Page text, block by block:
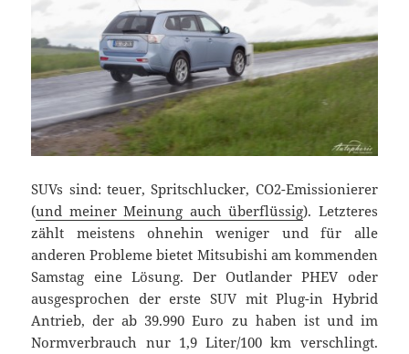
SUVs sind: teuer, Spritschlucker, CO2-Emissionierer
(und meiner Meinung auch überflüssig). Letzteres
zählt meistens ohnehin weniger und für alle
anderen Probleme bietet Mitsubishi am kommenden
Samstag eine Lösung. Der Outlander PHEV oder
ausgesprochen der erste SUV mit Plug-in Hybrid
Antrieb, der ab 39.990 Euro zu haben ist und im
Normverbrauch nur 1,9 Liter/100 km verschlingt.